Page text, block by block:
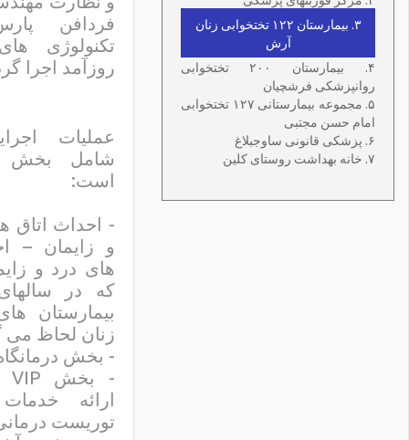
۳. بیمارستان ۱۲۲ تختخوابی زنان
آرش
۴.
بیمارستان ۲۰۰ تختخوابی
روانپزشکی فرشچیان
۵. مجموعه بیمارستانی ۱۲۷ تختخوابی
امام حسن مجتبی
۶. پزشکی قانونی ساوجبلاغ
۷. خانه بهداشت روستای کلین
فردافن
تکنولوژی
روزآمد اجرا
عملیات
شامل بخش
است:
- احداث اتاق
و زایمان –
های درد و
که در
بیمارستان
زنان لحاظ می
- بخش
ارائه
توریست